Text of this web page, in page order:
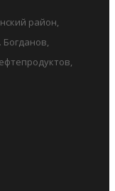
район,
Богданов,